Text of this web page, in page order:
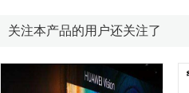
关注本产品的用户还关注了